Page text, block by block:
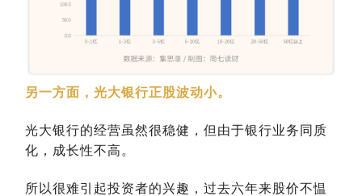
另一方面，光大银行正股波动小。
光大银行的经营虽然很稳健，但由于银行业务同质
化，成长性不高。
所以很难引起投资者的兴趣，过去六年来股价不愠